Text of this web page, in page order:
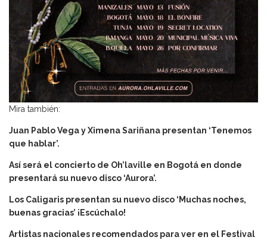
Mira también:
Juan Pablo Vega y Ximena Sariñana presentan ‘Tenemos
que hablar’.
Así será el concierto de Oh’laville en Bogotá en donde
presentará su nuevo disco ‘Aurora’.
Los Caligaris presentan su nuevo disco ‘Muchas noches,
buenas gracias’ ¡Escúchalo!
Artistas nacionales recomendados para ver en el Festival